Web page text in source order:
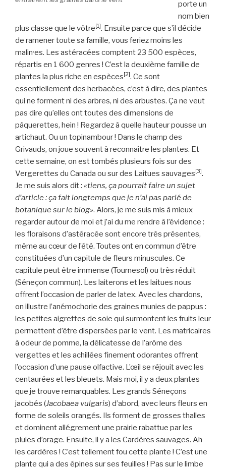
porte un
nom bien
plus classe que le vôtre[1]. Ensuite parce que s’il décide
de ramener toute sa famille, vous feriez moins les
malin·es. Les astéracées comptent 23 500 espèces,
répartis en 1 600 genres ! C’est la deuxième famille de
plantes la plus riche en espèces[2]. Ce sont
essentiellement des herbacées, c’est à dire, des plantes
qui ne forment ni des arbres, ni des arbustes. Ça ne veut
pas dire qu’elles ont toutes des dimensions de
pâquerettes, hein ! Regardez à quelle hauteur pousse un
artichaut. Ou un topinambour ! Dans le champ des
Grivauds, on joue souvent à reconnaître les plantes. Et
cette semaine, on est tombés plusieurs fois sur des
Vergerettes du Canada ou sur des Laitues sauvages[3].
Je me suis alors dit : «tiens, ça pourrait faire un sujet
d’article : ça fait longtemps que je n’ai pas parlé de
botanique sur le blog». Alors, je me suis mis à mieux
regarder autour de moi et j’ai du me rendre à l’évidence :
les floraisons d’astéracée sont encore très présentes,
même au cœur de l’été. Toutes ont en commun d’être
constituées d’un capitule de fleurs minuscules. Ce
capitule peut être immense (Tournesol) ou très réduit
(Séneçon commun). Les laiterons et les laitues nous
offrent l’occasion de parler de latex. Avec les chardons,
on illustre l’anémochorie des graines munies de pappus :
les petites aigrettes de soie qui surmontent les fruits leur
permettent d’être dispersées par le vent. Les matricaires
à odeur de pomme, la délicatesse de l’arôme des
vergettes et les achillées finement odorantes offrent
l’occasion d’une pause olfactive. L’œil se réjouit avec les
centaurées et les bleuets. Mais moi, il y a deux plantes
que je trouve remarquables. Les grands Séneçons
jacobés (Jacobaea vulgaris) d’abord, avec leurs fleurs en
forme de soleils orangés. Ils forment de grosses thalles
et dominent allégrement une prairie rabattue par les
pluies d’orage. Ensuite, il y a les Cardères sauvages. Ah
les cardères ! C’est tellement fou cette plante ! C’est une
plante qui a des épines sur ses feuilles ! Pas sur le limbe